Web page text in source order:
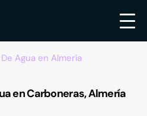
Agua en Almería
en Carboneras, Almería